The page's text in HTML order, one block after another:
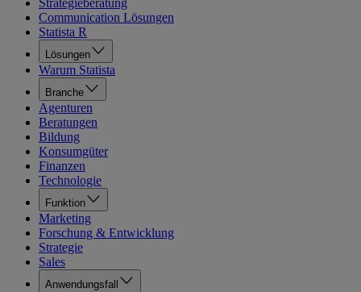
Strategieberatung
Communication Lösungen
Statista R
Lösungen
Warum Statista
Branche
Agenturen
Beratungen
Bildung
Konsumgüter
Finanzen
Technologie
Funktion
Marketing
Forschung & Entwicklung
Strategie
Sales
Anwendungsfall